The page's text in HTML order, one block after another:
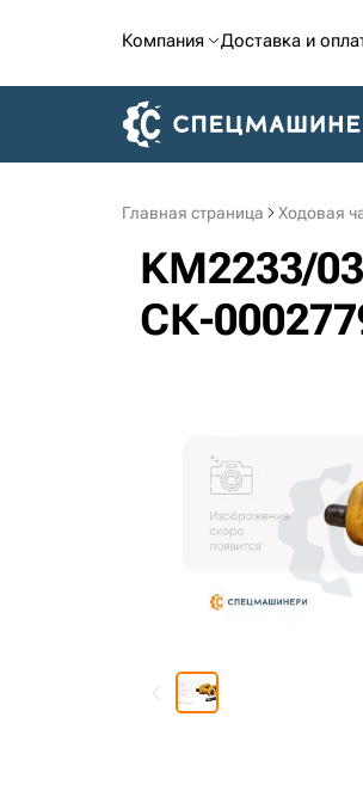
Компания Доставка и
Главная страница Ходовая
KM2233/
СК-